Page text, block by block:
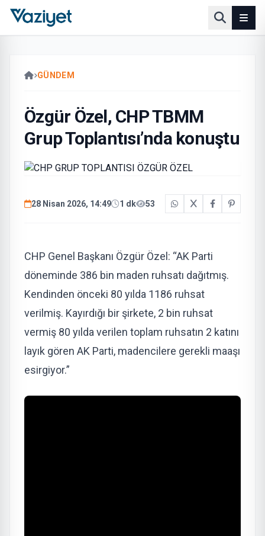
GÜNDEM
Özgür Özel, CHP TBMM
Grup Toplantısı’nda konuştu
28 Nisan 2026, 14:49 1 dk 53
CHP Genel Başkanı Özgür Özel: “AK Parti
döneminde 386 bin maden ruhsatı dağıtmış.
Kendinden önceki 80 yılda 1186 ruhsat
verilmiş. Kayırdığı bir şirkete, 2 bin ruhsat
vermiş 80 yılda verilen toplam ruhsatın 2 katını
layık gören AK Parti, madencilere gerekli maaşı
esirgiyor.”